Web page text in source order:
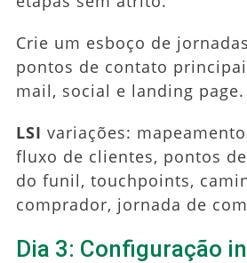
Crie um esboço de
pontos de contato
mail, social e landing page.
LSI variações:
fluxo de clientes, pontos
do funil, touchpoints,
comprador, jornada de
Dia 3: Configuração